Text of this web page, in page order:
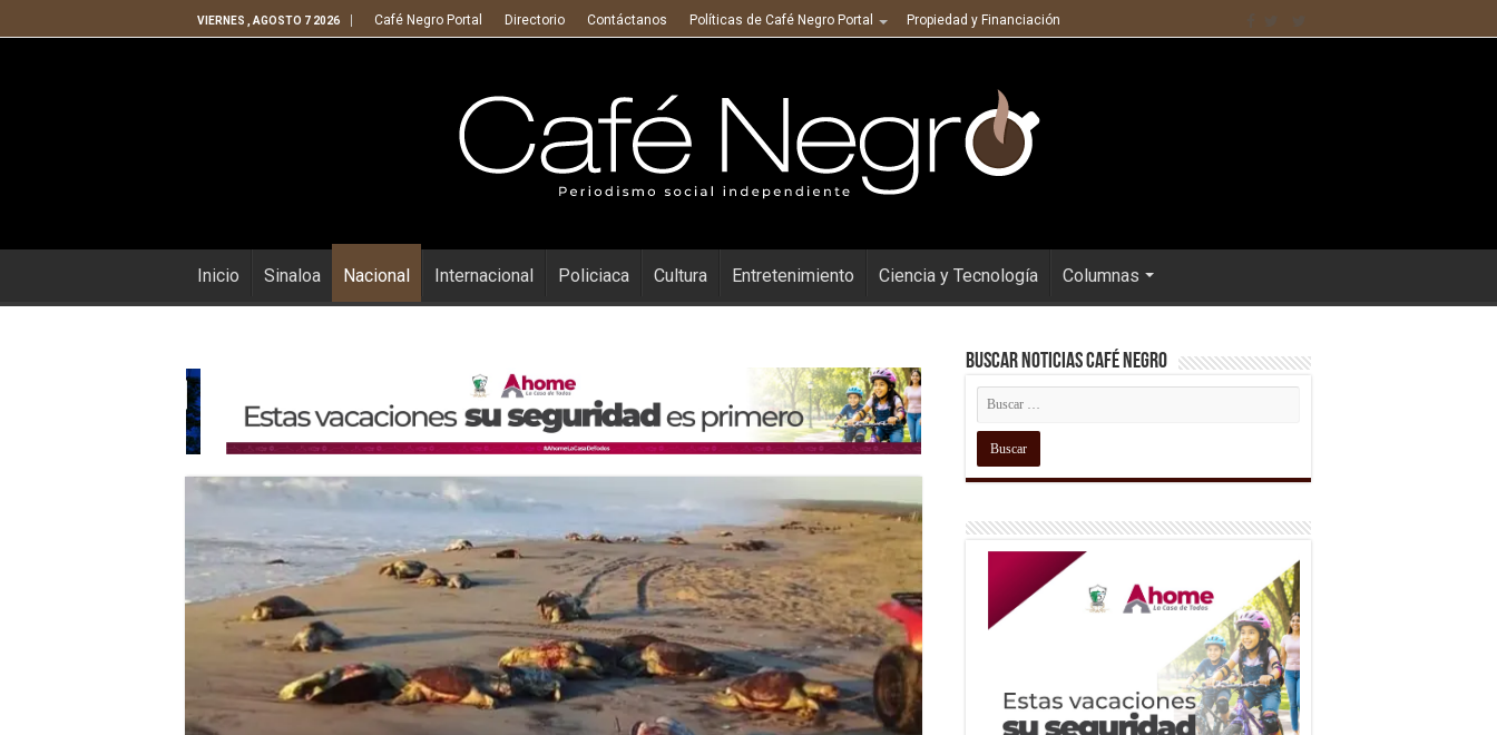
VIERNES , AGOSTO 7 2026 Café Negro Portal Directorio Contáctanos Políticas de Café Negro Portal Propiedad y Financiación
Inicio Sinaloa Nacional Internacional Policiaca Cultura Entretenimiento Ciencia y Tecnología Columnas
Buscar Noticias Café Negro